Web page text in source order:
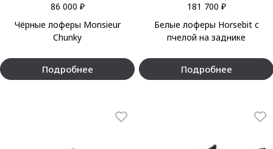
86 000 ₽
Чёрные лоферы Monsieur
Chunky
Подробнее
181 700 ₽
Белые лоферы Horsebit с
пчелой на заднике
Подробнее